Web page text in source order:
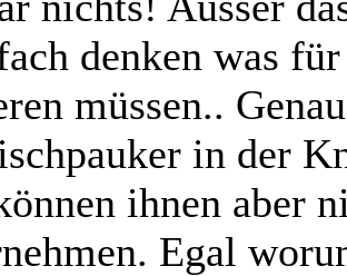
denken was
müssen..
in der
ihnen aber
Egal